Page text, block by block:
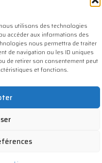
utilisons des technologies
accéder aux informations des
nous permettra de traiter
de navigation ou les ID uniques
de retirer son consentement peut
et fonctions.
Apple
Géovreissiat – Réalisation :